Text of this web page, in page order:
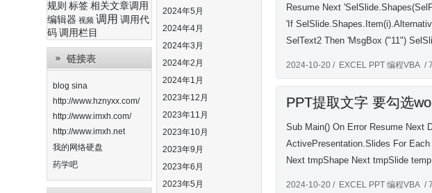
Resume Next
'If
SelText2 Then 'MsgBox ("11")
2024-10-20 / EXCEL PPT 编程VBA /
PPT提取文字 要勾选
Sub Main() On Error Resume Next
ActivePresentation.Slides For
Next tmpShape Next tmpSlide
2024-10-20 / EXCEL PPT 编程VBA /
规则 标签 相关文章调用
编辑器 视频 调用 调用代
码 调用栏目
链接表
blog sina
http://www.hznyxx.com/
http://www.imxh.com/
http://www.imxh.net
我的网络硬盘
药学吧
2024年5月
2024年4月
2024年3月
2024年2月
2024年1月
2023年12月
2023年11月
2023年10月
2023年9月
2023年6月
2023年5月